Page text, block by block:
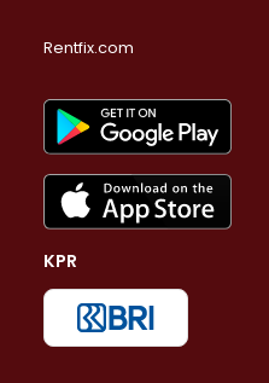
Rentfix.com
KPR